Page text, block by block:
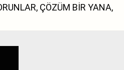
ÇÖZÜM BİR YANA,